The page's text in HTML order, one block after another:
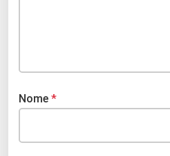
Nome *